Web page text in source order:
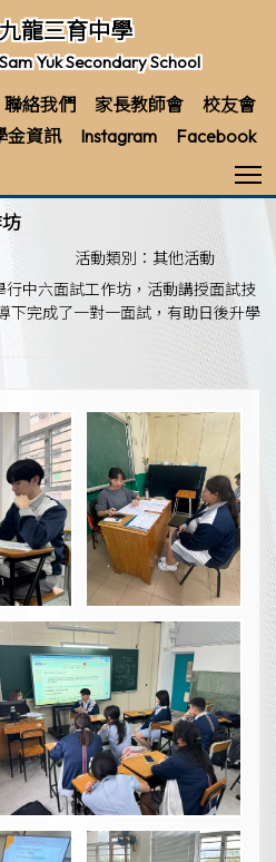
九龍三育中學
Yuk Secondary School
聯絡我們 家長教師會
校友會
金資訊
Instagram Facebook
活動類別：其他活動
行中六面試工作坊，活動講授面試技
下完成了一對一面試，有助日後升學